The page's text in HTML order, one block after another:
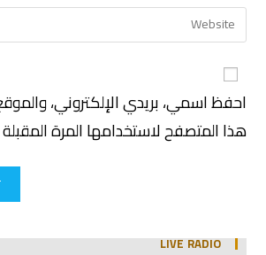
احفظ اسمي، بريدي الإلكتروني،
هذا المتصفح لاستخدامها المرة
LIVE RADIO